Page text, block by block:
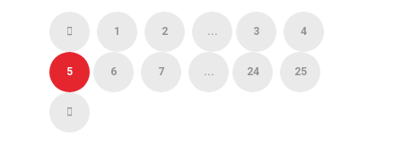
1 2 ... 3 4
5 6 7 ... 24 25